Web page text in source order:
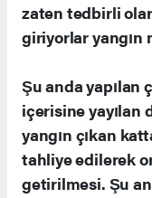
zaten tedbirli
giriyorlar yangın
Şu anda yapılan
içerisine yayılan
yangın çıkan
tahliye edilerek
getirilmesi. Şu